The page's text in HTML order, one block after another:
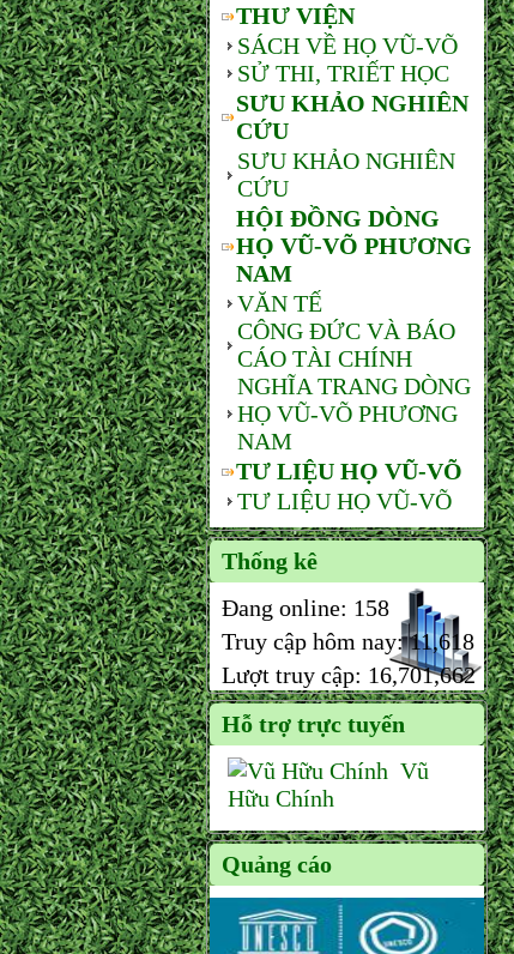
THƯ VIỆN
SÁCH VỀ HỌ VŨ-VÕ
SỬ THI, TRIẾT HỌC
SƯU KHẢO NGHIÊN
CỨU
SƯU KHẢO NGHIÊN
CỨU
HỘI ĐỒNG DÒNG
HỌ VŨ-VÕ PHƯƠNG
NAM
VĂN TẾ
CÔNG ĐỨC VÀ BÁO
CÁO TÀI CHÍNH
NGHĨA TRANG DÒNG
HỌ VŨ-VÕ PHƯƠNG
NAM
TƯ LIỆU HỌ VŨ-VÕ
TƯ LIỆU HỌ VŨ-VÕ
Thống kê
Đang online: 158
Truy cập hôm nay:11,618
Lượt truy cập: 16,701,662
Hỗ trợ trực tuyến
Vũ
Hữu Chính
Quảng cáo